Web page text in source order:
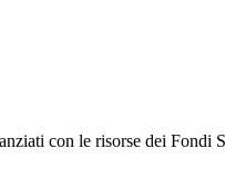
con le risorse dei Fondi